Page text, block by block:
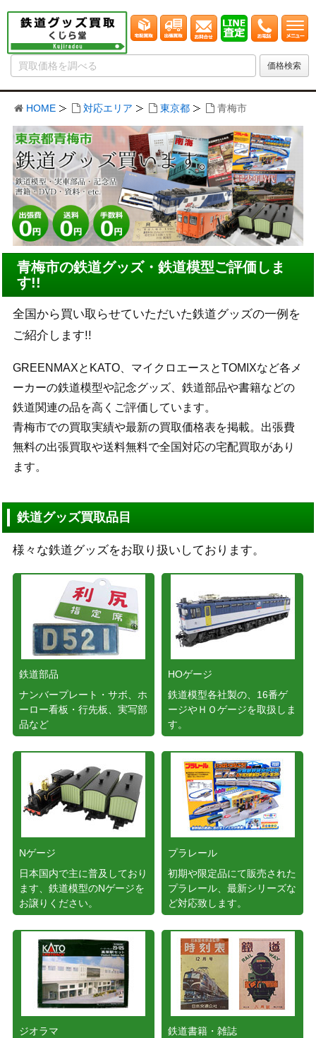
HOME 対応エリア 東京都 青梅市
青梅市の鉄道グッズ・鉄道模型ご評価しま
す!!
全国から買い取らせていただいた鉄道グッズの一例を
ご紹介します!!
GREENMAXとKATO、マイクロエースとTOMIXなど各メ
ーカーの鉄道模型や記念グッズ、鉄道部品や書籍などの
鉄道関連の品を高くご評価しています。
青梅市での買取実績や最新の買取価格表を掲載。出張費
無料の出張買取や送料無料で全国対応の宅配買取があり
ます。
鉄道グッズ買取品目
様々な鉄道グッズをお取り扱いしております。
鉄道部品
ナンバープレート・サボ、ホ
ーロー看板・行先板、実写部
品など
HOゲージ
鉄道模型各社製の、16番ゲ
ージやＨＯゲージを取扱しま
す。
Nゲージ
日本国内で主に普及しており
ます、鉄道模型のNゲージを
お譲りください。
プラレール
初期や限定品にて販売された
プラレール、最新シリーズな
ど対応致します。
ジオラマ
鉄道書籍・雑誌